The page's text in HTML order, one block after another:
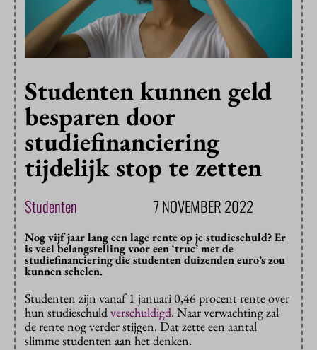
Studenten kunnen geld
besparen door
studiefinanciering
tijdelijk stop te zetten
Studenten 7 NOVEMBER 2022
Nog vijf jaar lang een lage rente op je studieschuld? Er
is veel belangstelling voor een ‘truc’ met de
studiefinanciering die studenten duizenden euro’s zou
kunnen schelen.
Studenten zijn vanaf 1 januari 0,46 procent rente over
hun studieschuldverschuldigd. Naar verwachting zal
de rente nog verder stijgen. Dat zette een aantal
slimme studenten aan het denken.